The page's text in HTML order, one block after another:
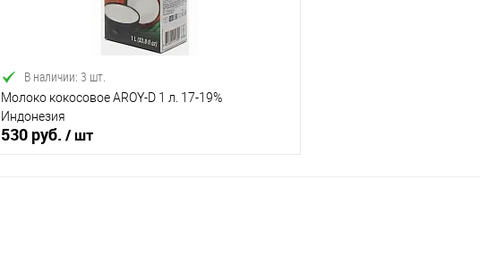
В наличии: 3 шт.
Молоко кокосовое AROY-D 1 л. 17-19%
Индонезия
530 руб. / шт